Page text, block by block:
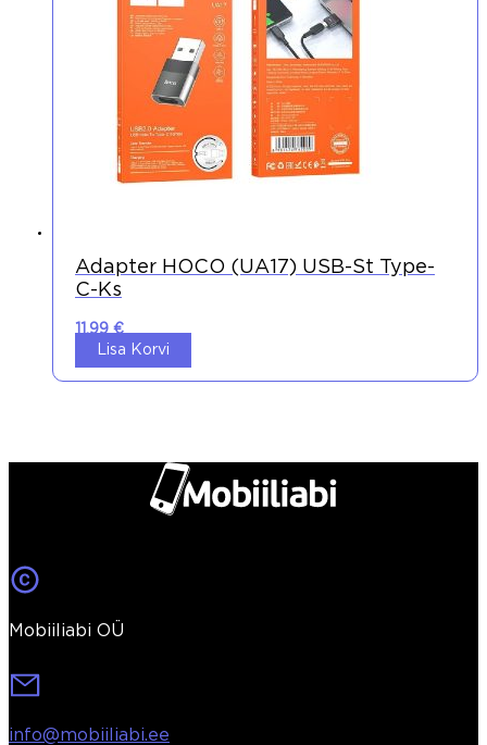
Adapter HOCO (UA17) USB-St Type-
C-Ks
11,99 €
Lisa Korvi
Mobiiliabi OÜ
info@mobiiliabi.ee